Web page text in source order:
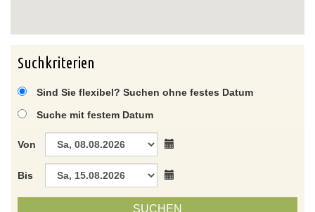
Suchkriterien
Sind Sie flexibel? Suchen ohne festes Datum
Suche mit festem Datum
Von
Bis
SUCHEN